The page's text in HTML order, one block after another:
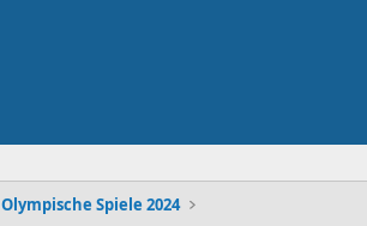
Olympische Spiele 2024